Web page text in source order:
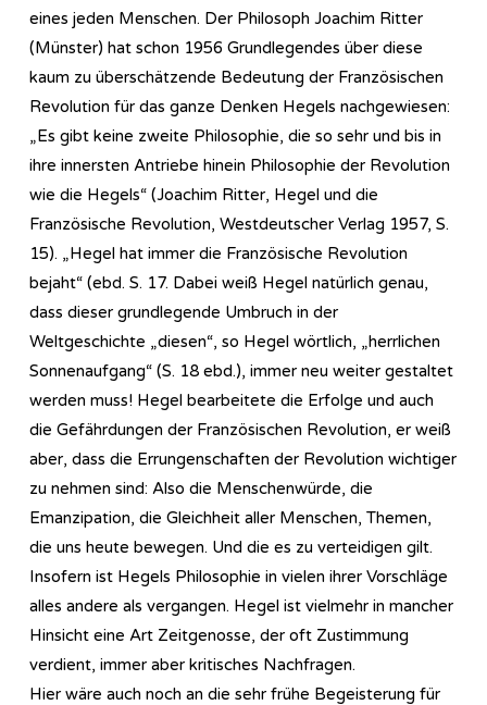
eines jeden Menschen. Der Philosoph Joachim Ritter
(Münster) hat schon 1956 Grundlegendes über diese
kaum zu überschätzende Bedeutung der Französischen
Revolution für das ganze Denken Hegels nachgewiesen:
„Es gibt keine zweite Philosophie, die so sehr und bis in
ihre innersten Antriebe hinein Philosophie der Revolution
wie die Hegels“ (Joachim Ritter, Hegel und die
Französische Revolution, Westdeutscher Verlag 1957, S.
15). „Hegel hat immer die Französische Revolution
bejaht“ (ebd. S. 17. Dabei weiß Hegel natürlich genau,
dass dieser grundlegende Umbruch in der
Weltgeschichte „diesen“, so Hegel wörtlich, „herrlichen
Sonnenaufgang“ (S. 18 ebd.), immer neu weiter gestaltet
werden muss! Hegel bearbeitete die Erfolge und auch
die Gefährdungen der Französischen Revolution, er weiß
aber, dass die Errungenschaften der Revolution wichtiger
zu nehmen sind: Also die Menschenwürde, die
Emanzipation, die Gleichheit aller Menschen, Themen,
die uns heute bewegen. Und die es zu verteidigen gilt.
Insofern ist Hegels Philosophie in vielen ihrer Vorschläge
alles andere als vergangen. Hegel ist vielmehr in mancher
Hinsicht eine Art Zeitgenosse, der oft Zustimmung
verdient, immer aber kritisches Nachfragen.
Hier wäre auch noch an die sehr frühe Begeisterung für